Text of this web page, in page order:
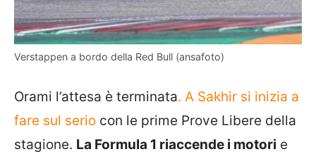
Verstappen a bordo della Red Bull (ansafoto)
Orami l’attesa è terminata. A Sakhir si inizia a
fare sul serio con le prime Prove Libere della
stagione. La Formula 1 riaccende i motori e